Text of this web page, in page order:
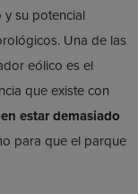
y su potencial
Una de las
eólico es el
que existe con
estar demasiado
para que el parque